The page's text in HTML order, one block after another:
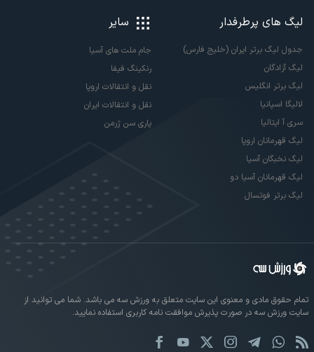
لیگ های پرطرفدار
جدول لیگ برتر ایران (خلیج فارس)
لیگ آزادگان
لیگ برتر انگلیس
لالیگا اسپانیا
سری آ ایتالیا
لیگ قهرمانان اروپا
لیگ نخبگان آسیا
لیگ قهرمانان آسیا دو
لیگ برتر فوتسال
سایر
جام ملت های آسیا
رنکینگ فیفا
نقل و انتقالات اروپا
نقل و انتقالات ایران
پاری سن ژرمن
تمام حقوق مادی و معنوی این سایت متعلق به ورزش سه می باشد. شما می توانید از
سایت ورزش سه در صورت پذیرش موافقت نامه کاربری استفاده نمایید.